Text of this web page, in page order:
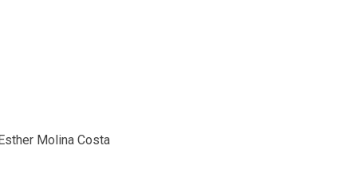
Molina Costa